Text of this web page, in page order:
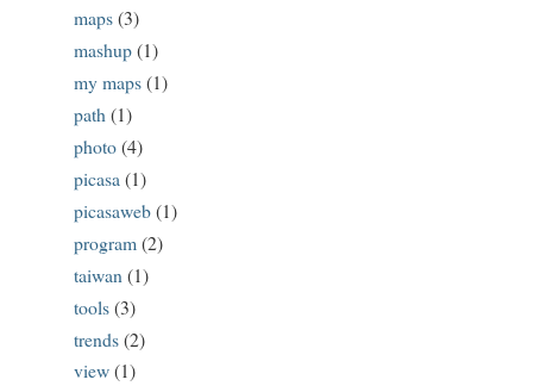
maps(3)
mashup(1)
my maps(1)
path (1)
photo(4)
picasa (1)
picasaweb(1)
program (2)
taiwan (1)
tools(3)
trends(2)
view(1)